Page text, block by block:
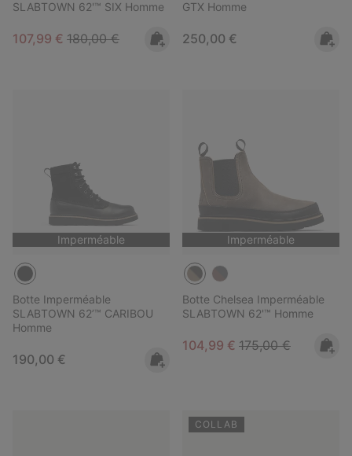
SLABTOWN 62'™ SIX Homme
Sale price:
107,99 € Regular price:
180,00 €
GTX Homme
Regular price:
250,00 €
Imperméable
Botte Imperméable
SLABTOWN 62’™ CARIBOU
Homme
Regular price:
190,00 €
Imperméable
Botte Chelsea Imperméable
SLABTOWN 62'™ Homme
Sale price:
104,99 € Regular price:
175,00 €
COLLAB